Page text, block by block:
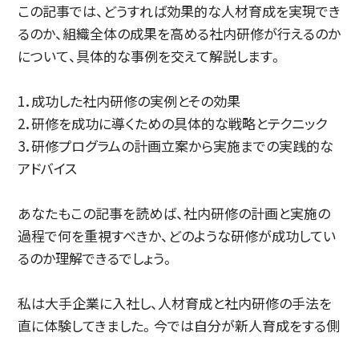
この記事では、どうすれば効果的な人材育成を実現でき
るのか、組織全体の成果を高める社内研修が行えるのか
について、具体的な事例を交えて解説します。
1．成功した社内研修の実例とその効果
2．研修を成功に導くための具体的な戦略とテクニック
3．研修プログラムの計画立案から実施までの実践的な
アドバイス
あなたもこの記事を読めば、社内研修の計画と実施の
過程で何を重視すべきか、どのような研修が成功してい
るのか理解できるでしょう。
私は大手企業に入社し、人材育成と社内研修の手法を
直に体験してきました。今では自分が新人育成をする側